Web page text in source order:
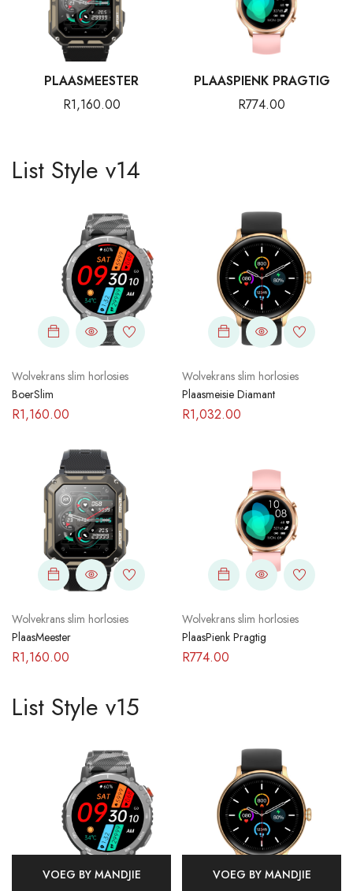
PLAASMEESTER
R1,160.00
PLAASPIENK PRAGTIG
R774.00
List Style v14
Wolvekrans slim horlosies
BoerSlim
R1,160.00
Wolvekrans slim horlosies
Plaasmeisie Diamant
R1,032.00
Wolvekrans slim horlosies
PlaasMeester
R1,160.00
Wolvekrans slim horlosies
PlaasPienk Pragtig
R774.00
List Style v15
VOEG BY MANDJIE VOEG BY MANDJIE